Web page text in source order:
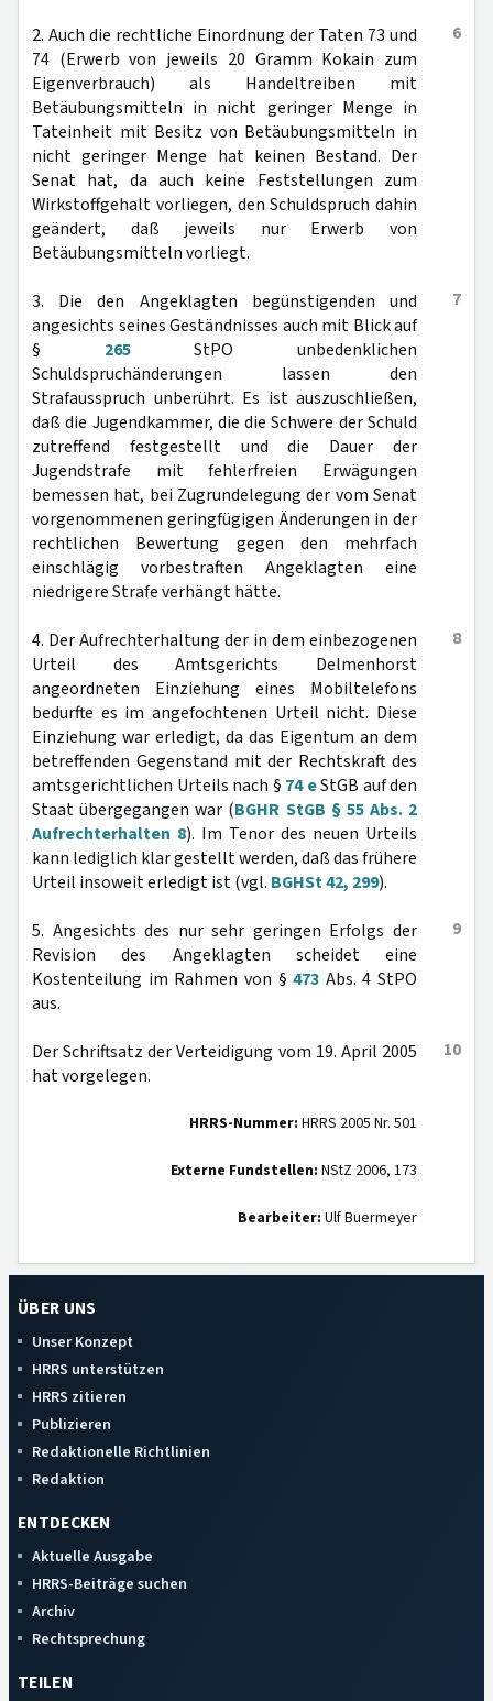
6
2. Auch die rechtliche Einordnung der Taten 73 und
74 (Erwerb von jeweils 20 Gramm Kokain zum
Eigenverbrauch) als Handeltreiben mit
Betäubungsmitteln in nicht geringer Menge in
Tateinheit mit Besitz von Betäubungsmitteln in
nicht geringer Menge hat keinen Bestand. Der
Senat hat, da auch keine Feststellungen zum
Wirkstoffgehalt vorliegen, den Schuldspruch dahin
geändert, daß jeweils nur Erwerb von
Betäubungsmitteln vorliegt.
7
3. Die den Angeklagten begünstigenden und
angesichts seines Geständnisses auch mit Blick auf
§ 265StPO unbedenklichen
Schuldspruchänderungen lassen den
Strafausspruch unberührt. Es ist auszuschließen,
daß die Jugendkammer, die die Schwere der Schuld
zutreffend festgestellt und die Dauer der
Jugendstrafe mit fehlerfreien Erwägungen
bemessen hat, bei Zugrundelegung der vom Senat
vorgenommenen geringfügigen Änderungen in der
rechtlichen Bewertung gegen den mehrfach
einschlägig vorbestraften Angeklagten eine
niedrigere Strafe verhängt hätte.
8
4. Der Aufrechterhaltung der in dem einbezogenen
Urteil des Amtsgerichts Delmenhorst
angeordneten Einziehung eines Mobiltelefons
bedurfte es im angefochtenen Urteil nicht. Diese
Einziehung war erledigt, da das Eigentum an dem
betreffenden Gegenstand mit der Rechtskraft des
amtsgerichtlichen Urteils nach § 74 eStGB auf den
Staat übergegangen war (BGHR StGB § 55 Abs. 2
Aufrechterhalten 8). Im Tenor des neuen Urteils
kann lediglich klar gestellt werden, daß das frühere
Urteil insoweit erledigt ist (vgl. BGHSt 42, 299).
9
5. Angesichts des nur sehr geringen Erfolgs der
Revision des Angeklagten scheidet eine
Kostenteilung im Rahmen von §473 Abs. 4 StPO
aus.
10
Der Schriftsatz der Verteidigung vom 19. April 2005
hat vorgelegen.
HRRS-Nummer: HRRS 2005 Nr. 501
Externe Fundstellen: NStZ 2006, 173
Bearbeiter: Ulf Buermeyer
ÜBER UNS
Unser Konzept
HRRS unterstützen
HRRS zitieren
Publizieren
Redaktionelle Richtlinien
Redaktion
ENTDECKEN
Aktuelle Ausgabe
HRRS-Beiträge suchen
Archiv
Rechtsprechung
TEILEN